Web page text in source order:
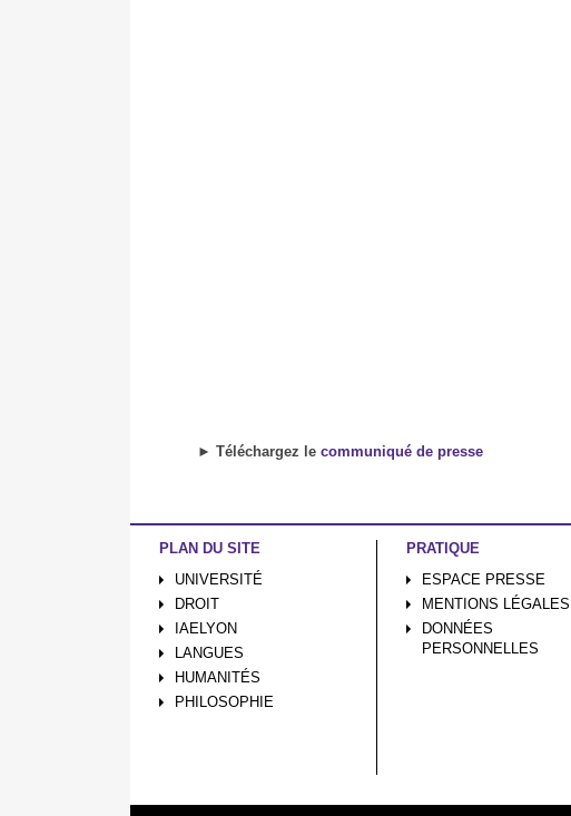
► Téléchargez le communiqué de presse
PLAN DU SITE
UNIVERSITÉ
DROIT
IAELYON
LANGUES
HUMANITÉS
PHILOSOPHIE
PRATIQUE
ESPACE PRESSE
MENTIONS LÉGALES
DONNÉES
PERSONNELLES